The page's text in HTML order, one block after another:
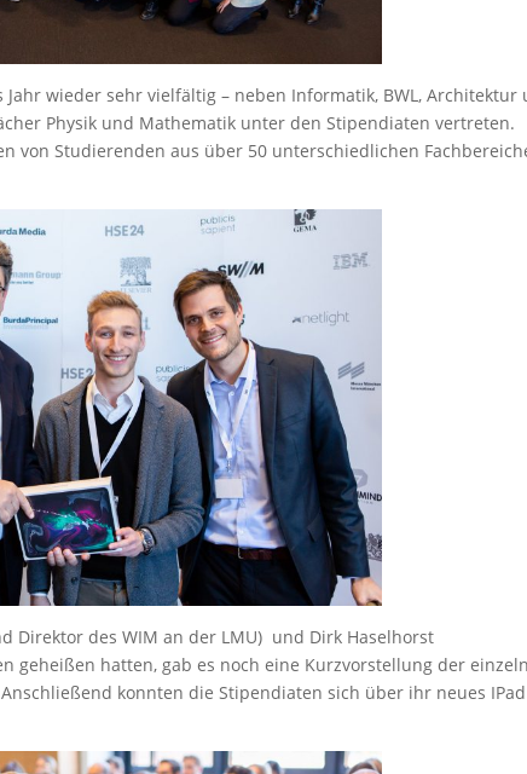
wieder sehr vielfältig – neben Informatik, BWL, Architektur
Physik und Mathematik unter den Stipendiaten vertreten.
von Studierenden aus über 50 unterschiedlichen
Direktor des WIM an der LMU) und Dirk Haselhorst
geheißen hatten, gab es noch eine Kurzvorstellung der
konnten die Stipendiaten sich über ihr neues